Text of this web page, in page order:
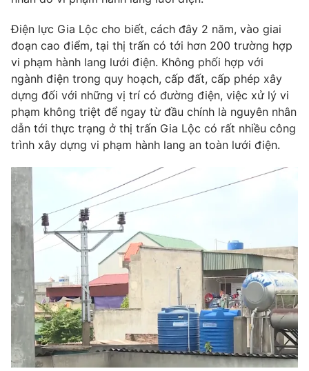
Thị trường
Tư vấn
Lịch phát sóng
Chuyên mục khác
Emagazine Podcast
Photo Infographic
Video Shorts video
VTV Money
VTV Sức khoẻ Bất động sản
Thị trường 24h Tấm lòng Việt
VTV4 Vươn mình bằng AI
Điện lực Gia Lộc cho biết, cách đây 2 năm, vào giai
đoạn cao điểm, tại thị trấn có tới hơn 200 trường hợp
vi phạm hành lang lưới điện. Không phối hợp với
ngành điện trong quy hoạch, cấp đất, cấp phép xây
dựng đối với những vị trí có đường điện, việc xử lý vi
phạm không triệt để ngay từ đầu chính là nguyên nhân
dẫn tới thực trạng ở thị trấn Gia Lộc có rất nhiều công
trình xây dựng vi phạm hành lang an toàn lưới điện.